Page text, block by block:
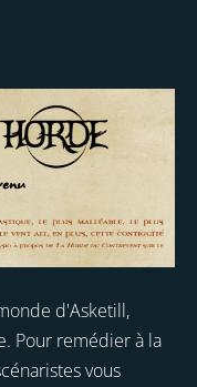
d'Asketill,
Pour remédier à la
vous